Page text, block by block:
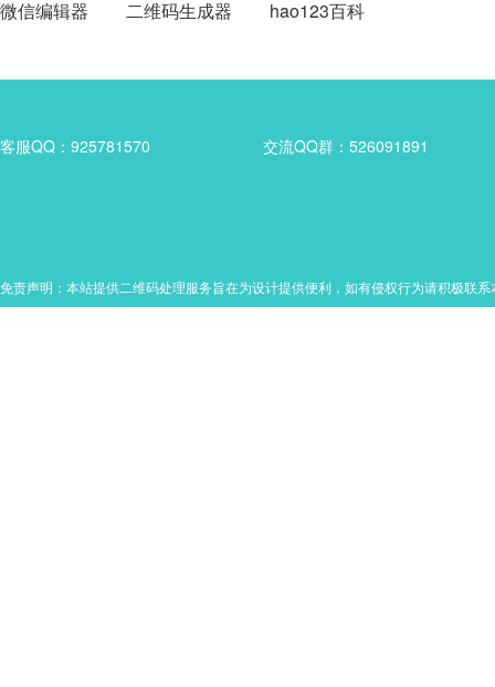
微信编辑器 二维码生成器 hao123百科
客服QQ：925781570 交流QQ群：526091891
免责声明：本站提供二维码处理服务旨在为设计提供便利，如有侵权行为请积极联